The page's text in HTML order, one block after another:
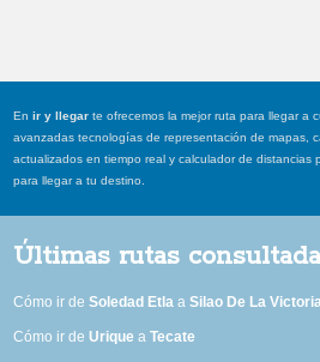
Enir y llegar te ofrecemos la mejor ruta para llegar a
avanzadas tecnologías de representación de mapas,
actualizados en tiempo real y calculador de distancias
para llegar a tu destino.
Últimas rutas
Cómo ir deSoledad Etla aSilao De La
Cómo ir deUrique aTecate